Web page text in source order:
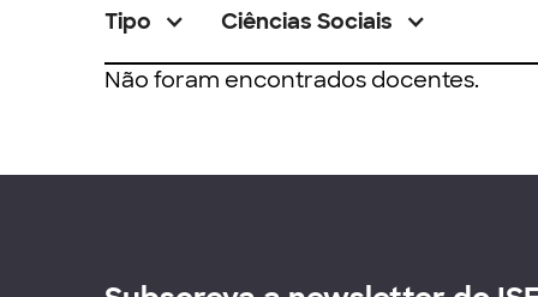
Tipo Ciências Sociais
Não foram encontrados docentes.